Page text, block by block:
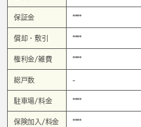
保証金 ****
償却・敷引 ****
権利金/雑費 ****
総戸数 -
駐車場/料金 ****
保険加入/料金 ****